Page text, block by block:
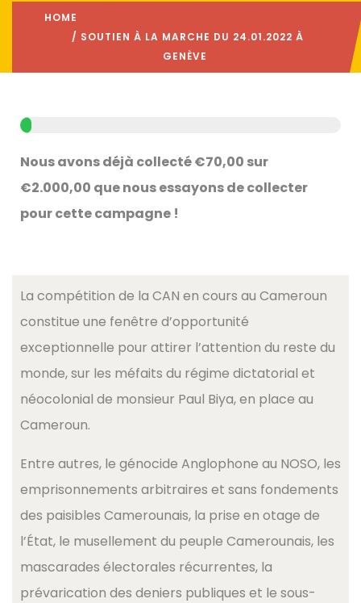
HOME
/ SOUTIEN À LA MARCHE DU 24.01.2022 À
GENÈVE
Nous avons déjà collecté €70,00 sur
€2.000,00 que nous essayons de collecter
pour cette campagne !
La compétition de la CAN en cours au Cameroun
constitue une fenêtre d’opportunité
exceptionnelle pour attirer l’attention du reste du
monde, sur les méfaits du régime dictatorial et
néocolonial de monsieur Paul Biya, en place au
Cameroun.
Entre autres, le génocide Anglophone au NOSO, les
emprisonnements arbitraires et sans fondements
des paisibles Camerounais, la prise en otage de
l’État, le musellement du peuple Camerounais, les
mascarades électorales récurrentes, la
prévarication des deniers publiques et le sous-